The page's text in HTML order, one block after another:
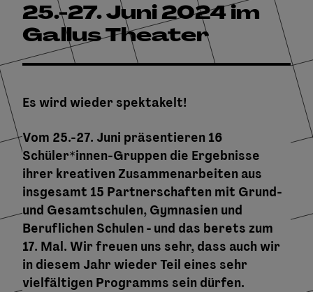
25.-27. Juni 2024 im
Gallus Theater
Es wird wieder spektakelt!
Vom 25.-27. Juni präsentieren 16
Schüler*innen-Gruppen die Ergebnisse
ihrer kreativen Zusammenarbeiten aus
insgesamt 15 Partnerschaften mit Grund-
und Gesamtschulen, Gymnasien und
Beruflichen Schulen - und das berets zum
17. Mal. Wir freuen uns sehr, dass auch wir
in diesem Jahr wieder Teil eines sehr
vielfältigen Programms sein dürfen.